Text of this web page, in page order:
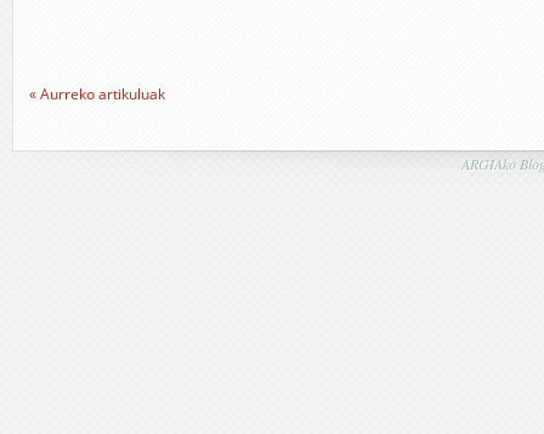
« Aurreko artikuluak
ARGIAko